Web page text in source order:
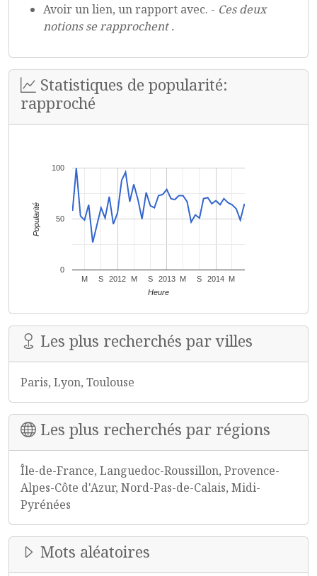
Avoir un lien, un rapport avec. - Ces deux
notions se rapprochent .
Statistiques de popularité:
rapproché
2012 2013 2014
M S M S M S M
0
50
100
Heure
Popularité
Les plus recherchés par villes
Paris, Lyon, Toulouse
Les plus recherchés par régions
Île-de-France, Languedoc-Roussillon, Provence-
Alpes-Côte d'Azur, Nord-Pas-de-Calais, Midi-
Pyrénées
Mots aléatoires